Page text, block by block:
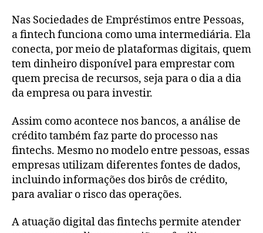
Nas Sociedades de Empréstimos entre Pessoas,
a fintech funciona como uma intermediária. Ela
conecta, por meio de plataformas digitais, quem
tem dinheiro disponível para emprestar com
quem precisa de recursos, seja para o dia a dia
da empresa ou para investir.
Assim como acontece nos bancos, a análise de
crédito também faz parte do processo nas
fintechs. Mesmo no modelo entre pessoas, essas
empresas utilizam diferentes fontes de dados,
incluindo informações dos birôs de crédito,
para avaliar o risco das operações.
A atuação digital das fintechs permite atender